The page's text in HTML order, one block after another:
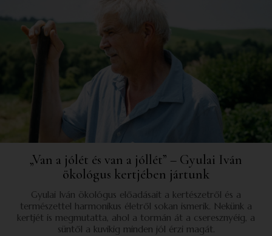
„Van a jólét és van a jóllét” – Gyulai Iván
ökológus kertjében jártunk
Gyulai Iván ökológus előadásait a kertészetről és a
természettel harmonikus életről sokan ismerik. Nekünk a
kertjét is megmutatta, ahol a tormán át a cseresznyéig, a
süntől a kuvikig minden jól érzi magát.